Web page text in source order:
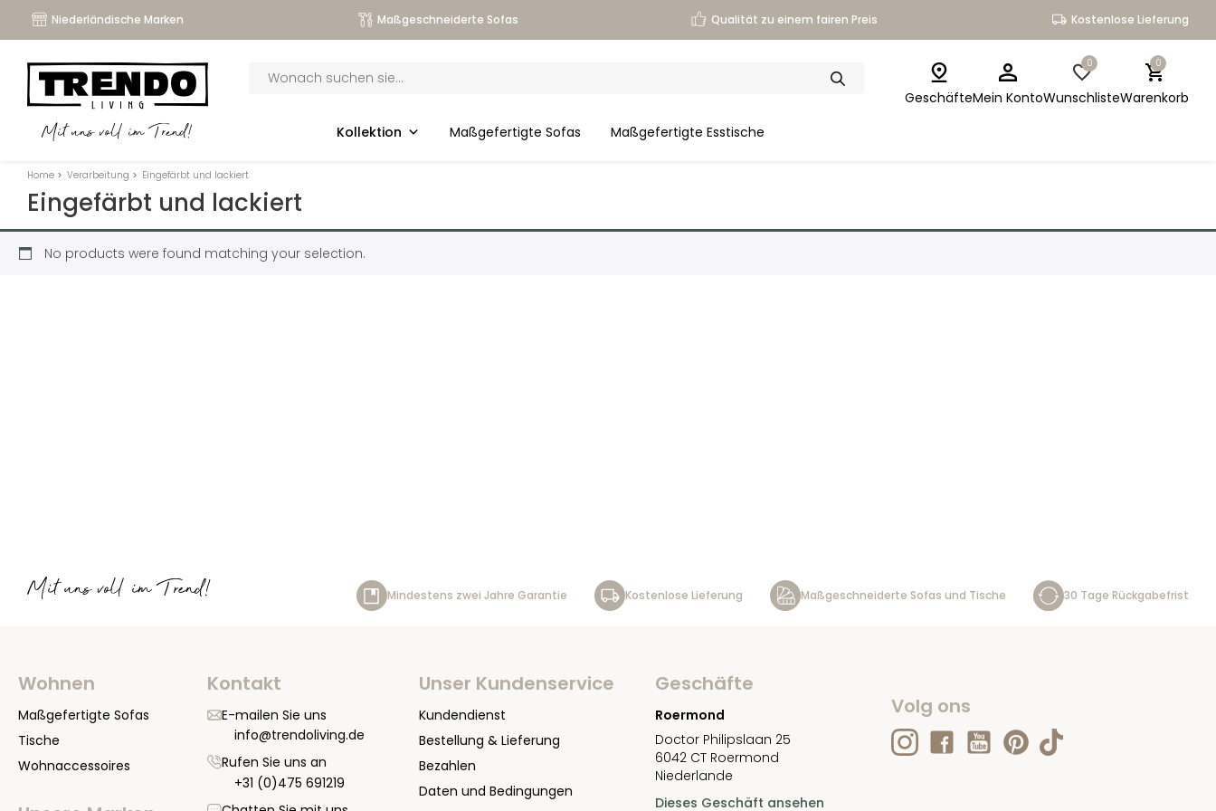
Niederländische Marken Maßgeschneiderte Sofas Qualität zu einem fairen Preis Kostenlose Lieferung
Mit uns voll im Trend!
search
Kollektion Maßgefertigte Sofas Maßgefertigte Esstische
GeschäfteMein Konto
0
Wunschliste
0
Warenkorb
Home > Verarbeitung > Eingefärbt und lackiert
Eingefärbt und lackiert
No products were found matching your selection.
Mit uns voll im Trend! Mindestens zwei Jahre Garantie Kostenlose Lieferung Maßgeschneiderte Sofas und Tische 30 Tage Rückgabefrist
Wohnen
Maßgefertigte Sofas
Tische
Wohnaccessoires
Kontakt
E-mailen Sie uns
info@trendoliving.de
Rufen Sie uns an
+31 (0)475 691219
Unser Kundenservice
Kundendienst
Bestellung & Lieferung
Bezahlen
Daten und Bedingungen
Geschäfte
Roermond
Doctor Philipslaan 25
6042 CT Roermond
Niederlande
Dieses Geschäft ansehen
Volg ons